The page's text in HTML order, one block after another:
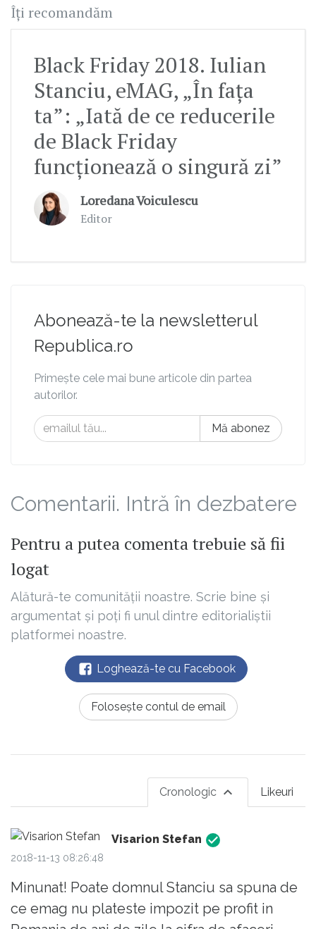
Îți recomandăm
Black Friday 2018. Iulian
Stanciu, eMAG, „În fața
ta”: „Iată de ce reducerile
de Black Friday
funcționează o singură zi”
Loredana Voiculescu
Editor
Abonează-te la newsletterul
Republica.ro
Primește cele mai bune articole din partea
autorilor.
Mă abonez
Comentarii. Intră în dezbatere
Pentru a putea comenta trebuie să fii
logat
Alătură-te comunității noastre. Scrie bine și
argumentat și poți fi unul dintre editorialiștii
platformei noastre.
Loghează-te cu Facebook
Folosește contul de email
Likeuri
Cronologic
Visarion Stefan
2018-11-13 08:26:48
Minunat! Poate domnul Stanciu sa spuna de
ce emag nu plateste impozit pe profit in